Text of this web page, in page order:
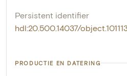
Persistent identifier
hdl:20.500.14037/
PRODUCTIE EN DATERING